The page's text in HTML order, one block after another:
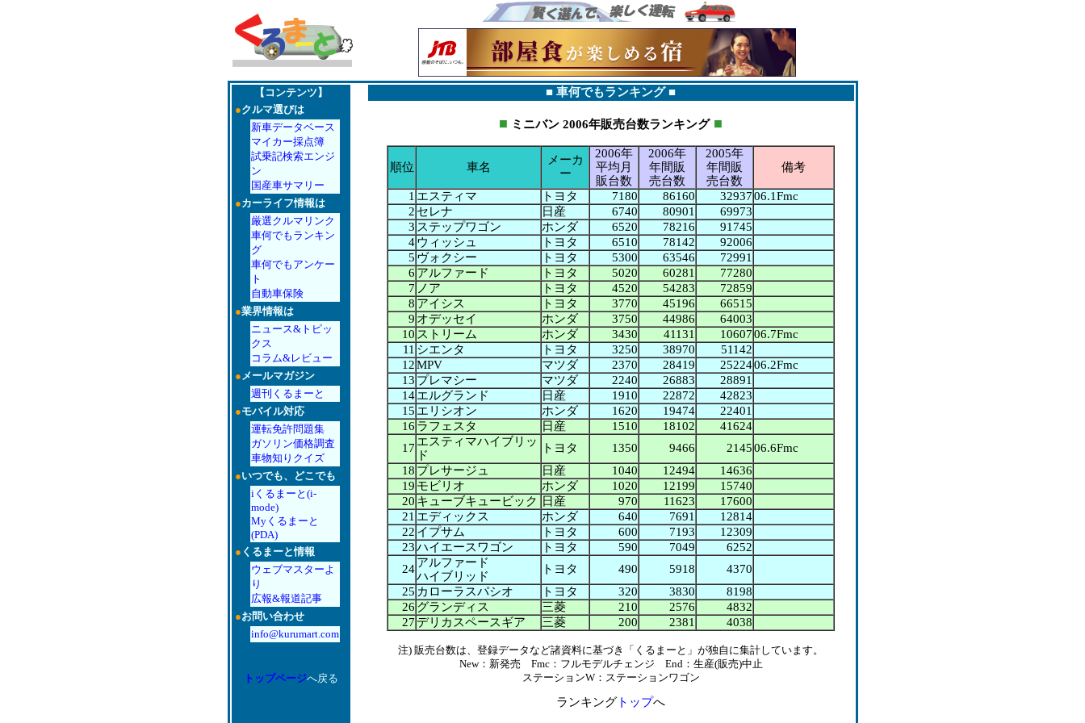
【コンテンツ】
●クルマ選びは
新車データベース
マイカー採点簿
試乗記検索エンジ
ン
国産車サマリー
●カーライフ情報は
厳選クルマリンク
車何でもランキン
グ
車何でもアンケー
ト
自動車保険
●業界情報は
ニュース&トピッ
クス
コラム&レビュー
●メールマガジン
週刊くるまーと
●モバイル対応
運転免許問題集
ガソリン価格調査
車物知りクイズ
●いつでも、どこでも
iくるまーと(i-
mode)
Myくるまーと
(PDA)
● くるまーと情報
ウェブマスターよ
り
広報&報道記事
●お問い合わせ
info@kurumart.com
トップページへ戻る
■ 車何でもランキング ■
■ ミニバン 2006年販売台数ランキング■
順位 車名
メーカ
ー
2006年
平均月
販台数
2006年
年間販
売台数
2005年
年間販
売台数
備考
1 エスティマ トヨタ 7180 86160 3293706.1Fmc
2 セレナ 日産 6740 80901
69973
3 ステップワゴン ホンダ 6520 78216
91745
4ウィッシュ トヨタ 6510 78142
92006
5 ヴォクシー トヨタ 5300 63546
72991
6 アルファード トヨタ 5020 60281
77280
7 ノア トヨタ 4520 54283
72859
8 アイシス トヨタ 3770 45196
66515
9 オデッセイ ホンダ 3750 44986
64003
10 ストリーム ホンダ 3430 41131 1060706.7Fmc
11 シエンタ トヨタ 3250 38970
51142
12MPV マツダ 2370 28419 2522406.2Fmc
13 プレマシー マツダ 2240 26883
28891
14エルグランド 日産 1910 22872
42823
15 エリシオン ホンダ 1620 19474
22401
16 ラフェスタ 日産 1510 18102
41624
17 エスティマハイブリッ
ド
トヨタ 1350 9466 214506.6Fmc
18 プレサージュ 日産 1040 12494
14636
19 モビリオ ホンダ 1020 12199
15740
20 キューブキュービック 日産 970 11623
17600
21 エディックス ホンダ 640 7691
12814
22 イプサム トヨタ 600 7193
12309
23ハイエースワゴン トヨタ 590 7049
6252
24アルファード
ハイブリッド
トヨタ 490 5918
4370
25 カローラスパシオ トヨタ 320 3830
8198
26 グランディス 三菱 210 2576
4832
27 デリカスペースギア 三菱 200 2381 4038
注) 販売台数は、登録データなど諸資料に基づき「くるまーと」が独自に集計しています。
New：新発売 Fmc：フルモデルチェンジ End：生産(販売)中止
ステーションW：ステーションワゴン
ランキング トップへ